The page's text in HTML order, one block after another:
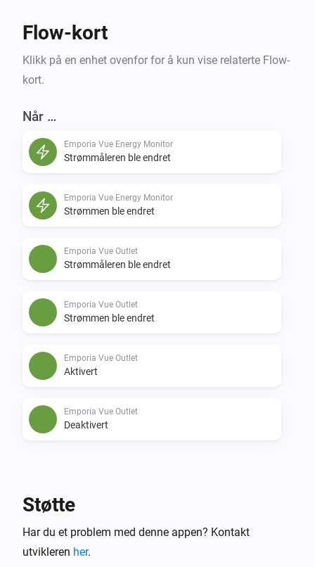
Flow-kort
Klikk på en enhet ovenfor for å kun vise relaterte Flow-
kort.
Når …
Emporia Vue Energy Monitor
Strømmåleren ble endret
Emporia Vue Energy Monitor
Strømmen ble endret
Emporia Vue Outlet
Strømmåleren ble endret
Emporia Vue Outlet
Strømmen ble endret
Emporia Vue Outlet
Aktivert
Emporia Vue Outlet
Deaktivert
Er slått på
Så …
Støtte
Har du et problem med denne appen? Kontakt
utvikleren her.